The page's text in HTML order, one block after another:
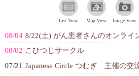
List View Map View Image View
08/04 8/22(土) がん患者さんのオンライ
08/02 こひつじサークル
07/21 Japanese Circle つむぎ 主催の交